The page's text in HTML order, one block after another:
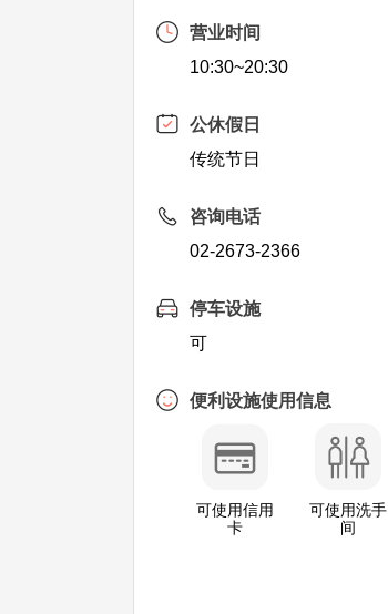
营业时间
10:30~20:30
公休假日
传统节日
咨询电话
02-2673-2366
停车设施
可
便利设施使用信息
可使用信用
卡
可使用洗手
间